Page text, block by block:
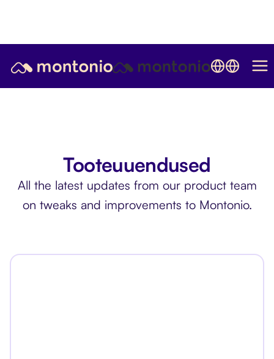
Tooteuuendused
All the latest updates from our product team
on tweaks and improvements to Montonio.